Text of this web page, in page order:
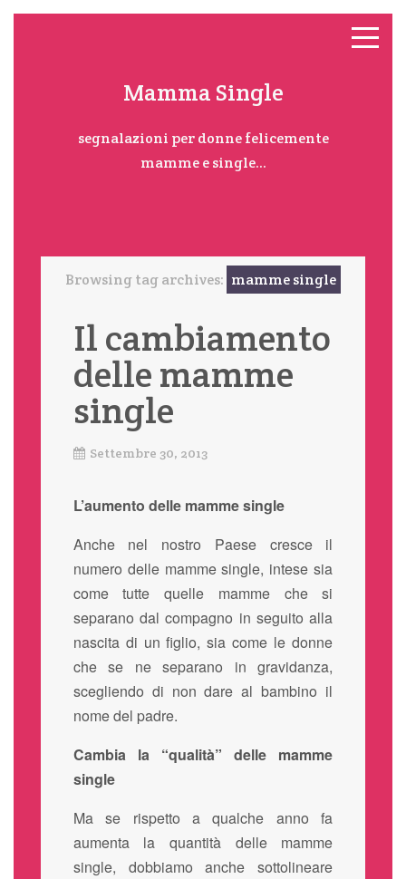
Mamma Single
segnalazioni per donne felicemente
mamme e single...
Browsing tag archives: mamme single
Il cambiamento
delle mamme
single
Settembre 30, 2013
L’aumento delle mamme single
Anche nel nostro Paese cresce il
numero delle mamme single, intese sia
come tutte quelle mamme che si
separano dal compagno in seguito alla
nascita di un figlio, sia come le donne
che se ne separano in gravidanza,
scegliendo di non dare al bambino il
nome del padre.
Cambia la “qualità” delle mamme
single
Ma se rispetto a qualche anno fa
aumenta la quantità delle mamme
single, dobbiamo anche sottolineare